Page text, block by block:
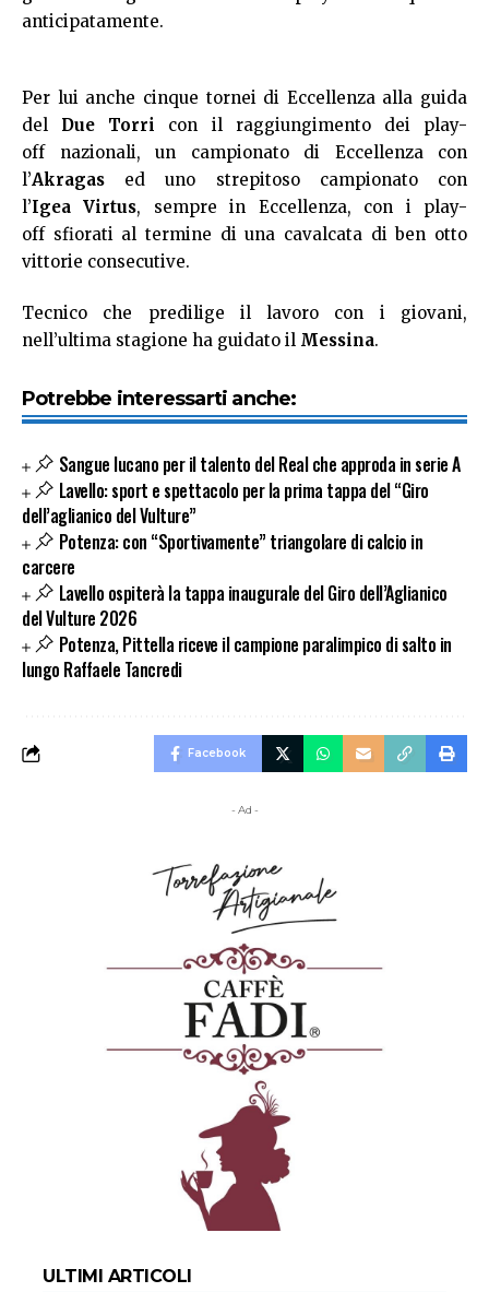
anticipatamente.
Per lui anche cinque tornei di Eccellenza alla guida
del Due Torri
con il raggiungimento dei play-
off nazionali, un campionato di Eccellenza con
l’Akragas ed uno strepitoso campionato con
l’Igea Virtus, sempre in Eccellenza, con i play-
off sfiorati al termine di una cavalcata di ben otto
vittorie consecutive.
Tecnico che predilige il lavoro con i giovani,
nell’ultima stagione ha guidato il Messina.
Potrebbe interessarti anche:
Sangue lucano per il talento del Real che approda in serie A
Lavello: sport e spettacolo per la prima tappa del “Giro
dell’aglianico del Vulture”
Potenza: con “Sportivamente” triangolare di calcio in
carcere
Lavello ospiterà la tappa inaugurale del Giro dell’Aglianico
del Vulture 2026
Potenza, Pittella riceve il campione paralimpico di salto in
lungo Raffaele Tancredi
Facebook
- Ad -
ULTIMI ARTICOLI